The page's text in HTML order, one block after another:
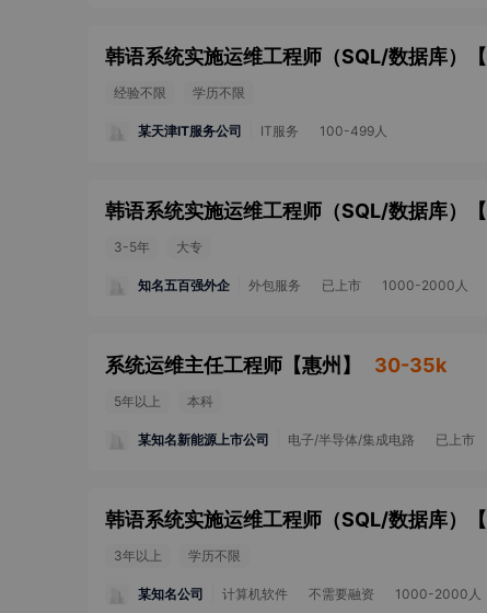
韩语系统实施运维工程师（SQL/数据库） 【
经验不限 学历不限
某天津IT服务公司 IT服务 100-499人
韩语系统实施运维工程师（SQL/数据库） 【
3-5年 大专
知名五百强外企 外包服务 已上市 1000-2000人
系统运维主任工程师 【惠州 】 30-35k
5年以上 本科
某知名新能源上市公司 电子/半导体/集成电路 已上市
韩语系统实施运维工程师（SQL/数据库） 【
3年以上 学历不限
某知名公司 计算机软件 不需要融资 1000-2000人